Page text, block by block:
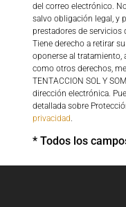
del correo electrónico.
salvo obligación legal, y
prestadores de servicios
Tiene derecho a retirar
oponerse al tratamiento,
como otros derechos,
TENTACCION SOL Y
dirección electrónica.
detallada sobre
privacidad.
* Todos los